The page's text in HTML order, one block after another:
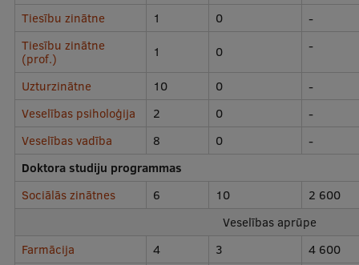
Tiesību zinātne 1 0
-
Tiesību zinātne
(prof.)
1 0 -
Uzturzinātne 10 0
-
Veselības psiholoģija
2 0
-
Veselības vadība
8 0
-
Doktora studiju programmas
Sociālās zinātnes
6 10
2 600
Veselības aprūpe
Farmācija
4 3
4 600